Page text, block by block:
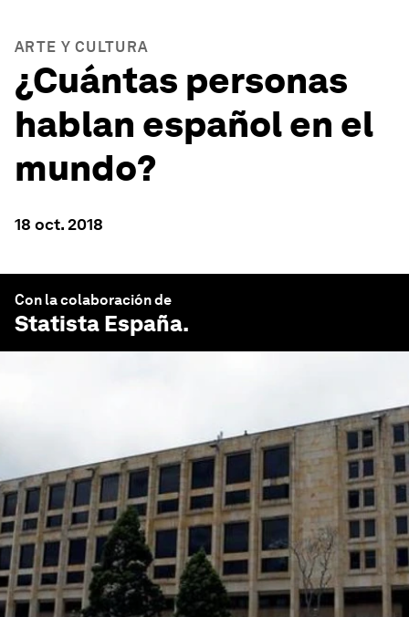
ARTE Y CULTURA
¿Cuántas personas
hablan español en el
mundo?
18 oct. 2018
Con la colaboración de
Statista España.